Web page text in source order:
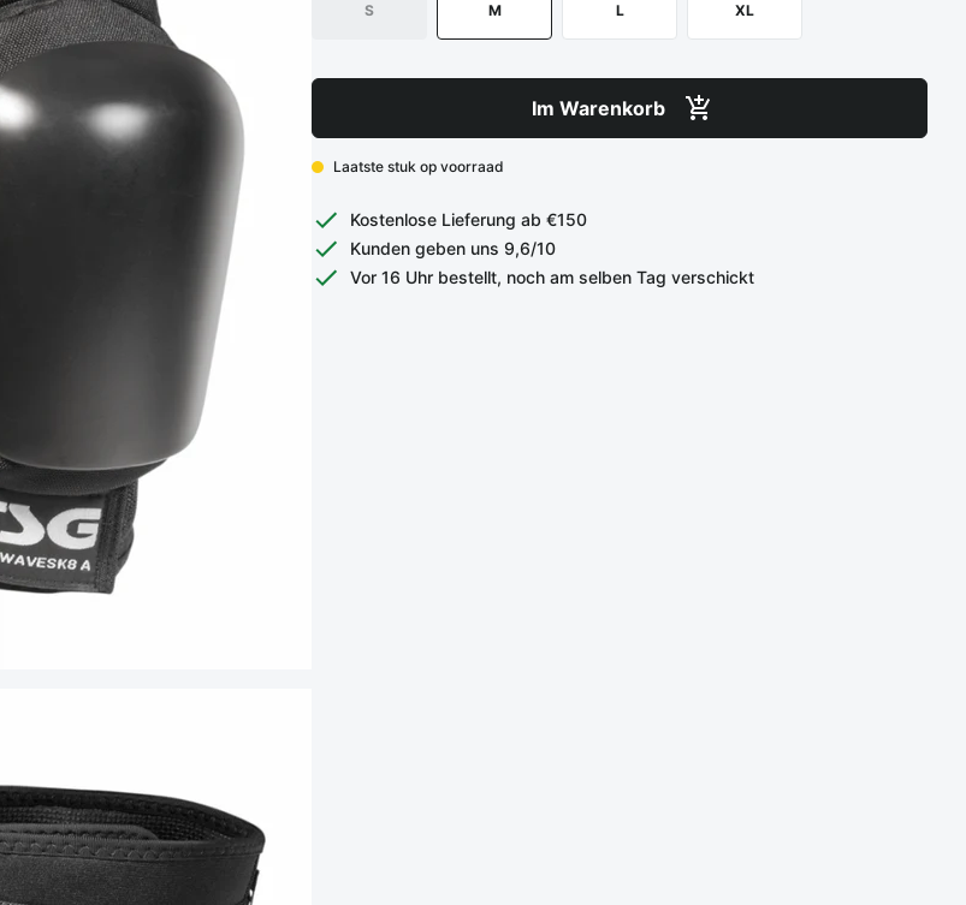
S M L XL
Im Warenkorb
Laatste stuk op voorraad
Kostenlose Lieferung ab €150
Kunden geben uns 9,6/10
Vor 16 Uhr bestellt, noch am selben Tag verschickt